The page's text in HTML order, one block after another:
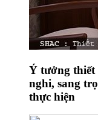
Ý tưởng thiết
nghi, sang
thực hiện